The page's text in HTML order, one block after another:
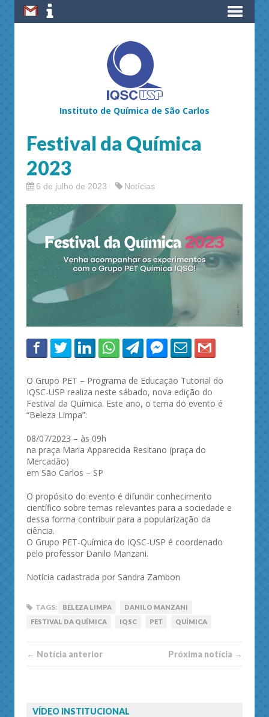
Instituto de Química de São Carlos
Festival da Química
2023
6 de julho de 2023 Notícias
O Grupo PET – Programa de Educação Tutorial do
IQSC-USP realiza neste sábado, nova edição do
Festival da Química. Este ano, o tema do evento é
“Beleza Limpa”:
08/07/2023 – às 09h
na praça Maria Apparecida Resitano (praça do
Mercadão)
em São Carlos – SP
O propósito do evento é difundir conhecimento
científico sobre temas relevantes para a sociedade e
dessa forma contribuir para a popularização da
ciência.
O Grupo PET-Química do IQSC-USP é coordenado
pelo professor Danilo Manzani.
Notícia cadastrada por Sandra Zambon
TAGS: BELEZA LIMPA
DANILO MANZANI
FESTIVAL DA QUÍMICA
IQSC PET QUÍMICA
← Notí­cia anterior Próxima notí­­cia →
VÍDEO INSTITUCIONAL